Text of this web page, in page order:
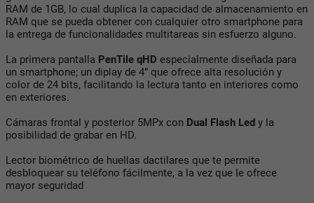
RAM de 1GB, lo cual duplica la capacidad de almacenamiento en
RAM que se pueda obtener con cualquier otro smartphone para
la entrega de funcionalidades multitareas sin esfuerzo alguno.
La primera pantalla PenTile qHD especialmente diseñada para
un smartphone; un diplay de 4” que ofrece alta resolución y
color de 24 bits, facilitando la lectura tanto en interiores como
en exteriores.
Cámaras frontal y posterior 5MPx con Dual Flash Led y la
posibilidad de grabar en HD.
Lector biométrico de huellas dactilares que te permite
desbloquear su teléfono fácilmente, a la vez que le ofrece
mayor seguridad